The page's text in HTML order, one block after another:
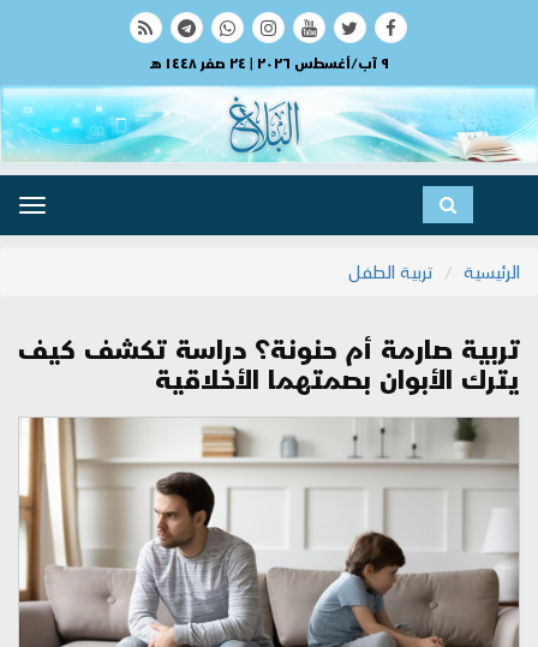
٩ آب/أغسطس ٢٠٢٦ | ٢٤ صفر ١٤٤٨ هـ
الرئيسية
تربية الطفل
تربية صارمة أم حنونة؟ دراسة تكشف كيف
يترك الأبوان بصمتهما الأخلاقية